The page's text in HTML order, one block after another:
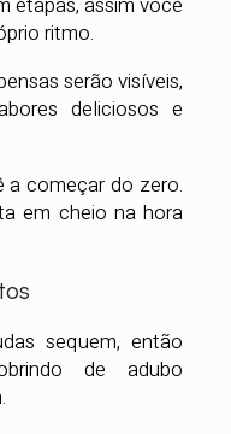
ritmo.
serão visíveis,
deliciosos e
a começar do zero.
em cheio na hora
sequem, então
de adubo